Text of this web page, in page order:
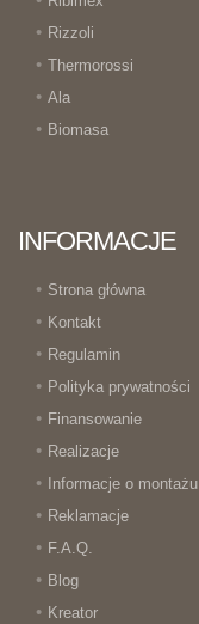
Rizzoli
Thermorossi
Ala
Biomasa
INFORMACJE
Strona główna
Kontakt
Regulamin
Polityka prywatności
Finansowanie
Realizacje
Informacje o montażu
Reklamacje
F.A.Q.
Blog
Kreator